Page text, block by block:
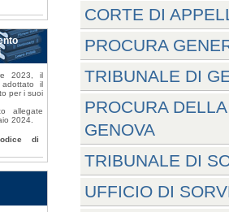
CORTE DI
PROCURA
TRIBUNALE DI
PROCURA
GENOVA
TRIBUNALE DI
UFFICIO DI
2023, il
adottato il
per i suoi
allegate
2024.
di